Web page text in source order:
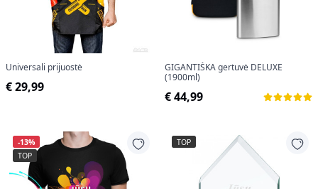
Universali prijuostė
€ 29,99
GIGANTIŠKA gertuvė DELUXE
(1900ml)
€ 44,99
-13%
TOP
TOP